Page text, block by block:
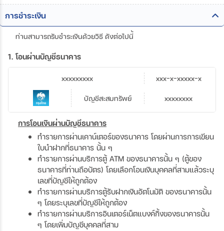
การชำระเงิน
ท่านสามารถรับชำระเงินด้วยวิธี ดังต่อไปนี้
1. โอนผ่านบัญชีธนาคาร
บัญชีสะสมทรัพย์
xxxxxxxxx
xxxxxxxx
xxx-x-xxxxx-x
การโอนเงินผ่านบัญชีธนาคาร
ทำรายการผ่านเคาน์เตอร์ของธนาคาร โดยผ่านการการเขียน
ใบนำฝากที่ธนาคาร นั้น ๆ
ทำรายการผ่านบริการตู้ ATM ของธนาคารนั้น ๆ (ตู้ของ
ธนาคารที่ท่านถือบัตร) โดยเลือกโอนเงินบุคคลที่สามแล้วระบุ
เลขที่บัญชีให้ถูกต้อง
ทำรายการผ่านบริการตู้รับฝากเงินอัตโนมัติ ของธนาคารนั้น
ๆ โดยระบุเลขที่บัญชีให้ถูกต้อง
ทำรายการผ่านบริการอินเตอร์เน็ตแบงค์กิ้งของธนาคารนั้น
ๆ โดยเพิ่มบัญชีบุคคลที่สาม